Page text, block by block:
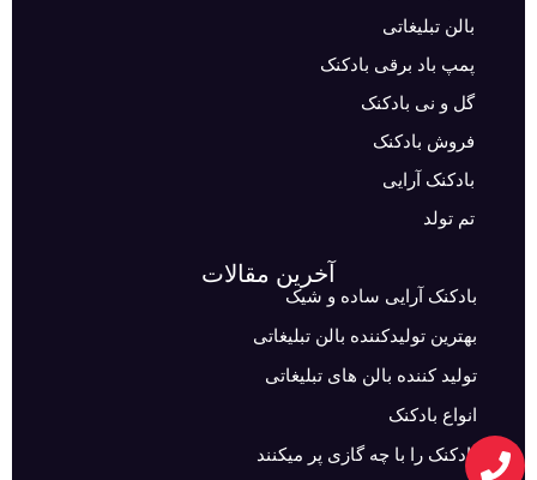
بالن تبلیغاتی
پمپ باد برقی بادکنک
گل و نی بادکنک
فروش بادکنک
بادکنک آرایی
تم تولد
آخرین مقالات
بادکنک آرایی ساده و شیک
بهترین تولیدکننده بالن تبلیغاتی
تولید کننده بالن های تبلیغاتی
انواع بادکنک
بادکنک را با چه گازی پر میکنند